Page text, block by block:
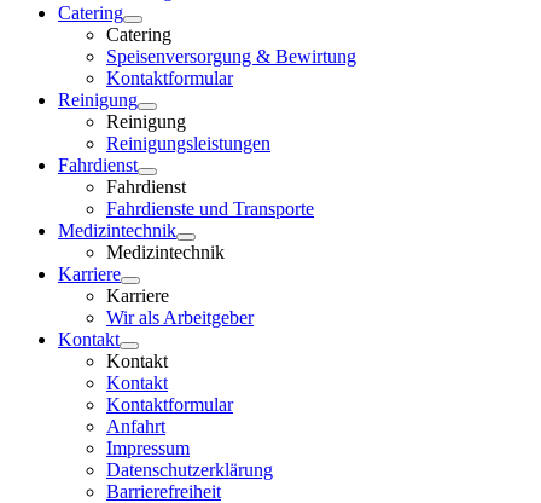
Catering
Catering
Speisenversorgung & Bewirtung
Kontaktformular
Reinigung
Reinigung
Reinigungsleistungen
Fahrdienst
Fahrdienst
Fahrdienste und Transporte
Medizintechnik
Medizintechnik
Karriere
Karriere
Wir als Arbeitgeber
Kontakt
Kontakt
Kontakt
Kontaktformular
Anfahrt
Impressum
Datenschutzerklärung
Barrierefreiheit